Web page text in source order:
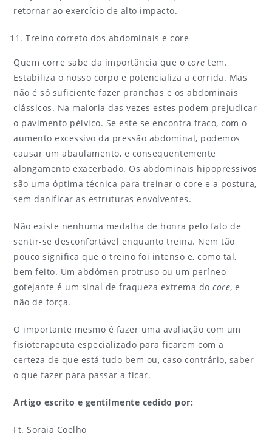
retornar ao exercício de alto impacto.
Treino correto dos abdominais e core
Quem corre sabe da importância que o core tem.
Estabiliza o nosso corpo e potencializa a corrida. Mas
não é só suficiente fazer pranchas e os abdominais
clássicos. Na maioria das vezes estes podem prejudicar
o pavimento pélvico. Se este se encontra fraco, com o
aumento excessivo da pressão abdominal, podemos
causar um abaulamento, e consequentemente
alongamento exacerbado. Os abdominais hipopressivos
são uma óptima técnica para treinar o core e a postura,
sem danificar as estruturas envolventes.
Não existe nenhuma medalha de honra pelo fato de
sentir-se desconfortável enquanto treina. Nem tão
pouco significa que o treino foi intenso e, como tal,
bem feito. Um abdómen protruso ou um períneo
gotejante é um sinal de fraqueza extrema docore, e
não de força.
O importante mesmo é fazer uma avaliação com um
fisioterapeuta especializado para ficarem com a
certeza de que está tudo bem ou, caso contrário, saber
o que fazer para passar a ficar.
Artigo escrito e gentilmente cedido por:
Ft. Soraia Coelho